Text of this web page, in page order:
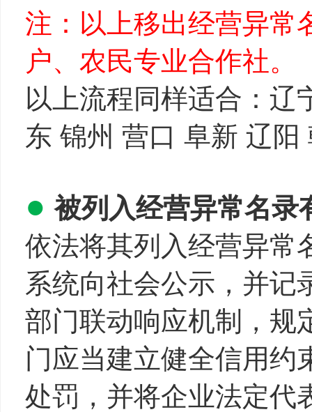
注：以上移出经营异常
户、农民专业合作社。
以上流程同样适合：辽
东 锦州 营口 阜新 辽
●被列入经营异常名录
依法将其列入经营异常
系统向社会公示，并记
部门联动响应机制，规
门应当建立健全信用约
处罚，并将企业法定代